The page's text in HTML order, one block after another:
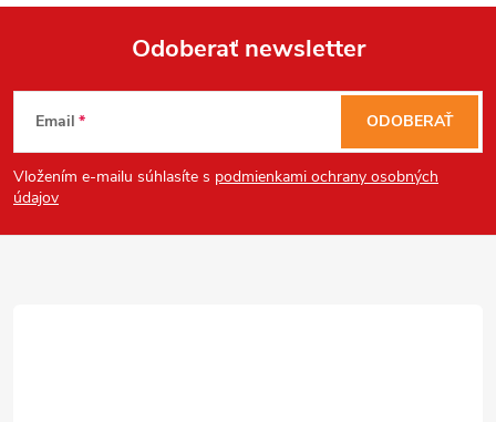
Z
á
p
Odoberať newsletter
Email
Vložením e-mailu súhlasíte s podmienkami ochrany osobných
údajov
ODOBERAŤ